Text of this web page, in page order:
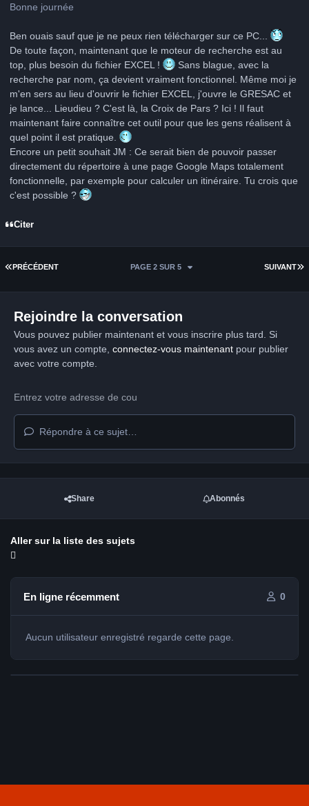
Bonne journée
Ben ouais sauf que je ne peux rien télécharger sur ce PC...
De toute façon, maintenant que le moteur de recherche est au
top, plus besoin du fichier EXCEL !
Sans blague, avec la
recherche par nom, ça devient vraiment fonctionnel. Même moi je
m'en sers au lieu d'ouvrir le fichier EXCEL, j'ouvre le GRESAC et
je lance... Lieudieu ? C'est là, la Croix de Pars ? Ici ! Il faut
maintenant faire connaître cet outil pour que les gens réalisent à
quel point il est pratique.
Encore un petit souhait JM : Ce serait bien de pouvoir passer
directement du répertoire à une page Google Maps totalement
fonctionnelle, par exemple pour calculer un itinéraire. Tu crois que
c'est possible ?
Citer
PREMIÈRE PAGE
PRÉCÉDENT SUIVANT
PAGE 2 SUR 5
Rejoindre la conversation
Vous pouvez publier maintenant et vous inscrire plus tard. Si
vous avez un compte, connectez-vous maintenantpour publier
avec votre compte.
Répondre à ce sujet…
Share Abonnés
Aller sur la liste des sujets
En ligne récemment 0
Aucun utilisateur enregistré regarde cette page.